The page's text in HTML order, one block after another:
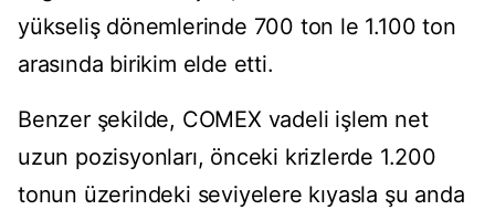
yükseliş dönemlerinde 700 ton le 1.100 ton
arasında birikim elde etti.
Benzer şekilde, COMEX vadeli işlem net
uzun pozisyonları, önceki krizlerde 1.200
tonun üzerindeki seviyelere kıyasla şu anda